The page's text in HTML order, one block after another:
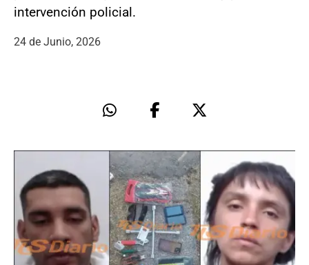
intervención policial.
24 de Junio, 2026